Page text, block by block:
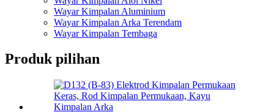
Wayar Kimpalan Aluminium
Wayar Kimpalan Arka Terendam
Wayar Kimpalan Tembaga
Produk pilihan